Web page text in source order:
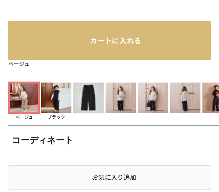
ベージュ
ベージュ ブラック
コーディネート
カートに入れる
お気に入り追加